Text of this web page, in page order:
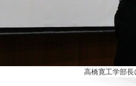
高橋寛工学部